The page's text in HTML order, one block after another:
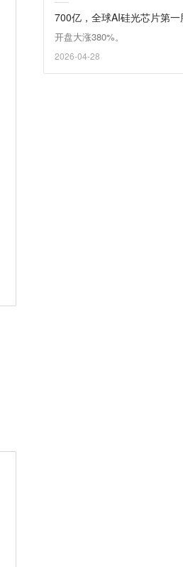
700亿，全球AI硅光芯片第一
开盘大涨380%。
2026-04-28